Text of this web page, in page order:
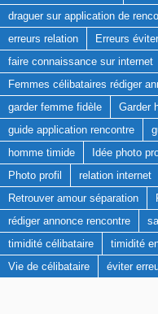
draguer sur application de
erreurs relation
Erreurs
faire connaissance sur internet
Femmes célibataires rédiger
garder femme fidèle
Garder
guide application rencontre
homme timide
Idée photo
Photo profil
relation internet
Retrouver amour séparation
rédiger annonce rencontre
timidité célibataire
timidité
Vie de célibataire
éviter